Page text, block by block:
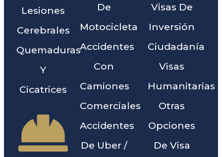
Lesiones
Cerebrales
Quemaduras
Y
Cicatrices
De
Motocicleta
Accidentes
Con
Camiones
Comerciales
Accidentes
De Uber /
Visas De
Inversión
Ciudadanía
Visas
Humanitarias
Otras
Opciones
De Visa